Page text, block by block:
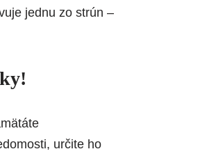
jednu zo strún –
!
určite ho